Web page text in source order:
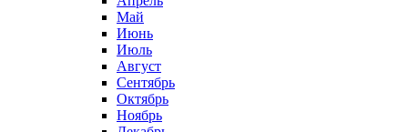
Май
Июнь
Июль
Август
Сентябрь
Октябрь
Ноябрь